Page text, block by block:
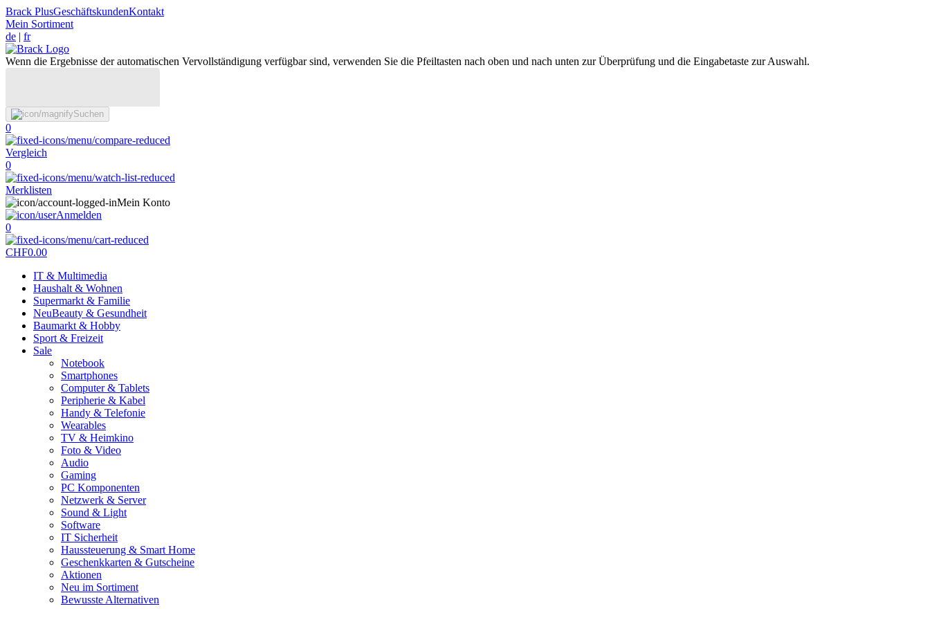
Brack PlusGeschäftskundenKontakt
Mein Sortiment
de | fr
Wenn die Ergebnisse der automatischen Vervollständigung verfügbar sind, verwenden Sie die Pfeiltasten nach oben und nach unten zur Überprüfung und die Eingabetaste zur Auswahl.
Suchen
0
Vergleich
0
Merklisten
Mein Konto
Anmelden
0
CHF0.00
IT & Multimedia
Haushalt & Wohnen
Supermarkt & Familie
NeuBeauty & Gesundheit
Baumarkt & Hobby
Sport & Freizeit
Sale
Notebook
Smartphones
Computer & Tablets
Peripherie & Kabel
Handy & Telefonie
Wearables
TV & Heimkino
Foto & Video
Audio
Gaming
PC Komponenten
Netzwerk & Server
Sound & Light
Software
IT Sicherheit
Haussteuerung & Smart Home
Geschenkkarten & Gutscheine
Aktionen
Neu im Sortiment
Bewusste Alternativen